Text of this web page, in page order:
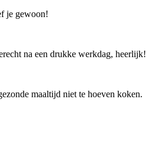
je gewoon!
na een drukke werkdag, heerlijk!
maaltijd niet te hoeven koken.